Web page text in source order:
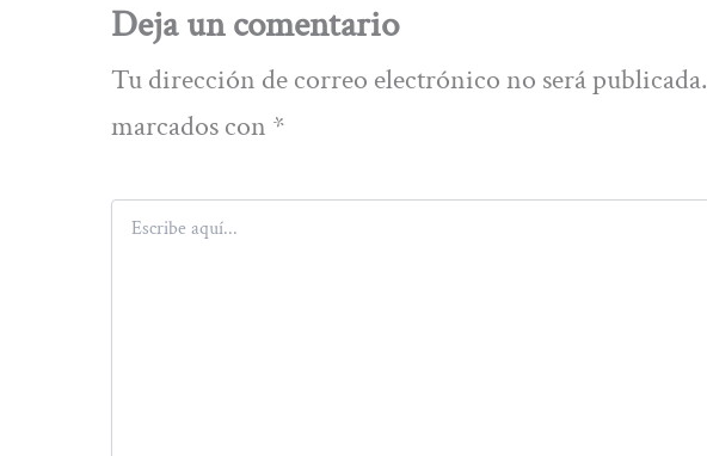
Deja un comentario
Tu dirección de correo electrónico no será publicada.
marcados con *
aquí...